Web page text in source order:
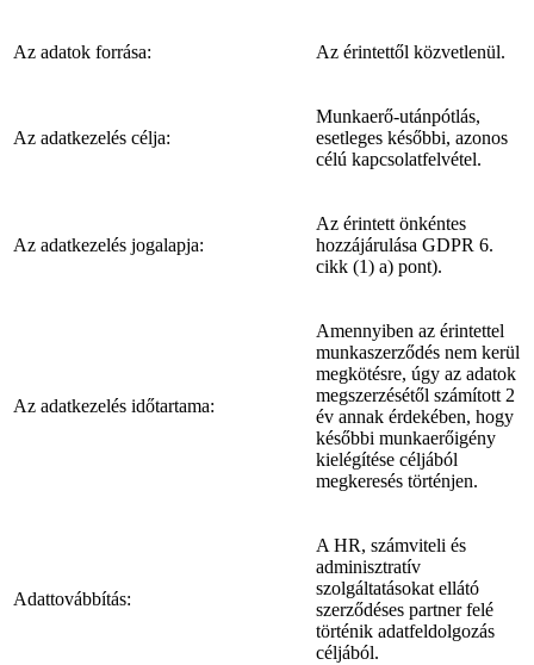
Az adatok forrása: Az érintettől közvetlenül.
Az adatkezelés célja:
Munkaerő-utánpótlás,
esetleges későbbi, azonos
célú kapcsolatfelvétel.
Az adatkezelés jogalapja:
Az érintett önkéntes
hozzájárulása GDPR 6.
cikk (1) a) pont).
Az adatkezelés időtartama:
Amennyiben az érintettel
munkaszerződés nem kerül
megkötésre, úgy az adatok
megszerzésétől számított 2
év annak érdekében, hogy
későbbi munkaerőigény
kielégítése céljából
megkeresés történjen.
Adattovábbítás:
A HR, számviteli és
adminisztratív
szolgáltatásokat ellátó
szerződéses partner felé
történik adatfeldolgozás
céljából.